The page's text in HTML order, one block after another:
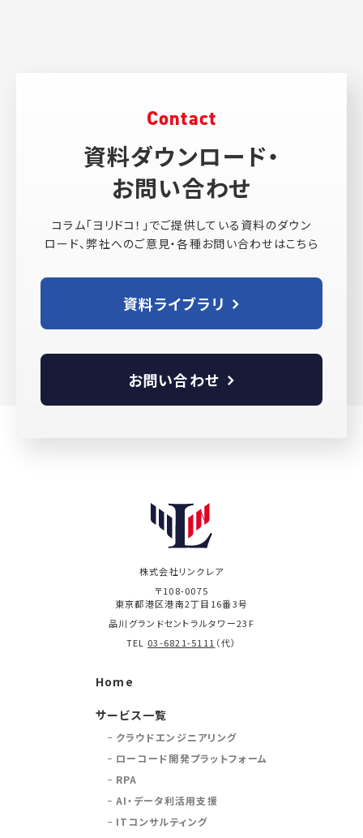
Contact
資料ダウンロード・
お問い合わせ
コラム「ヨリドコ！」でご提供している資料のダウン
ロード、弊社へのご意見・各種お問い合わせはこちら
資料ライブラリ
お問い合わせ
株式会社リンクレア
〒108-0075
東京都港区港南2丁目16番3号
品川グランドセントラルタワー23F
TEL 03-6821-5111 （代）
Home
サービス一覧
クラウドエンジニアリング
ローコード開発プラットフォーム
RPA
AI・データ利活用支援
ITコンサルティング